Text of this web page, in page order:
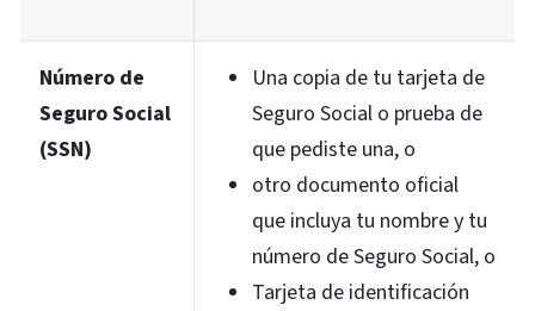
Número de
Seguro Social
(SSN)
Una copia de tu tarjeta de
Seguro Social o prueba de
que pediste una, o
otro documento oficial
que incluya tu nombre y tu
número de Seguro Social, o
Tarjeta de identificación